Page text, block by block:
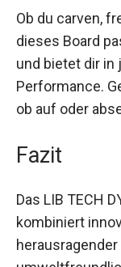
seiner Magne-
Bauweise
und durch
Ob du carven,
möchtest,
die optimale
Fazit